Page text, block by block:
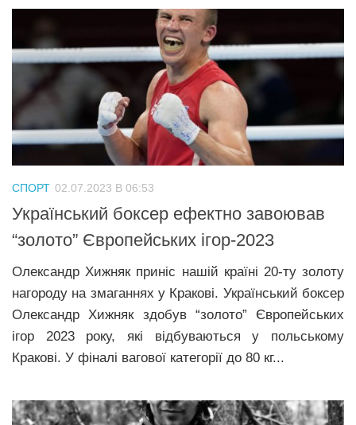
СПОРТ 02.07.2023 В 06:53
Український боксер ефектно завоював
“золото” Європейських ігор-2023
Олександр Хижняк приніс нашій країні 20-ту золоту
нагороду на змаганнях у Кракові. Український боксер
Олександр Хижняк здобув “золото” Європейських
ігор 2023 року, які відбуваються у польському
Кракові. У фіналі вагової категорії до 80 кг...